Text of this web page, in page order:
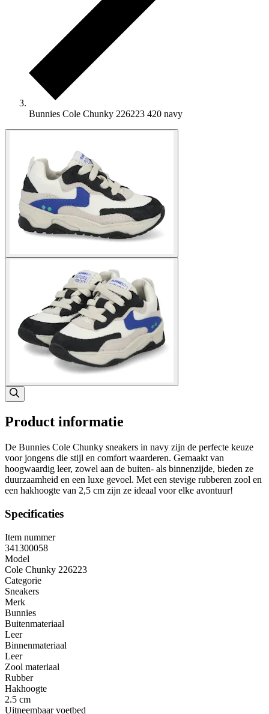
Bunnies Cole Chunky 226223 420 navy
Product informatie
De Bunnies Cole Chunky sneakers in navy zijn de perfecte keuze
voor jongens die stijl en comfort waarderen. Gemaakt van
hoogwaardig leer, zowel aan de buiten- als binnenzijde, bieden ze
duurzaamheid en een luxe gevoel. Met een stevige rubberen zool en
een hakhoogte van 2,5 cm zijn ze ideaal voor elke avontuur!
Specificaties
Item nummer
341300058
Model
Cole Chunky 226223
Categorie
Sneakers
Merk
Bunnies
Buitenmateriaal
Leer
Binnenmateriaal
Leer
Zool materiaal
Rubber
Hakhoogte
2.5 cm
Uitneembaar voetbed